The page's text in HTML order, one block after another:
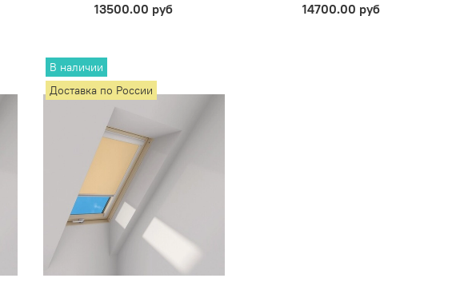
13500.00 руб 14700.00 руб
В наличии
Доставка по России